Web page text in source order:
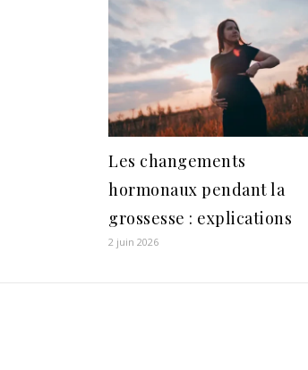
Les changements
hormonaux pendant la
grossesse : explications
2 juin 2026